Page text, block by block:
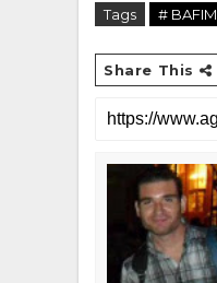
Tags # BAFIM
Share This